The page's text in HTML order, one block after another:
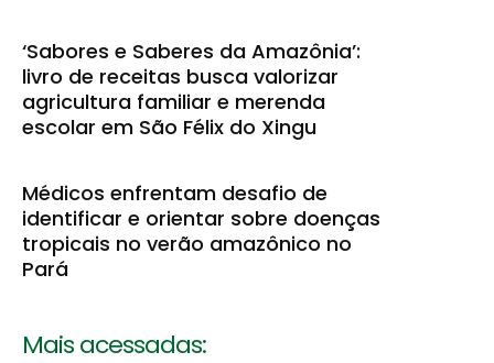
‘Sabores e Saberes da Amazônia’:
livro de receitas busca valorizar
agricultura familiar e merenda
escolar em São Félix do Xingu
Médicos enfrentam desafio de
identificar e orientar sobre doenças
tropicais no verão amazônico no
Pará
Mais acessadas: